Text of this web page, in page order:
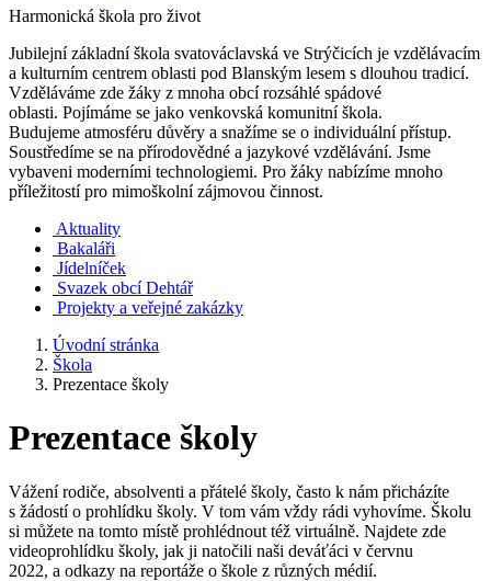
Harmonická škola pro život
Jubilejní základní škola svatováclavská ve Strýčicích je vzdělávacím
a kulturním centrem oblasti pod Blanským lesem s dlouhou tradicí.
Vzděláváme zde žáky z mnoha obcí rozsáhlé spádové
oblasti. Pojímáme se jako venkovská komunitní škola.
Budujeme atmosféru důvěry a snažíme se o individuální přístup.
Soustředíme se na přírodovědné a jazykové vzdělávání. Jsme
vybaveni moderními technologiemi. Pro žáky nabízíme mnoho
příležitostí pro mimoškolní zájmovou činnost.
Aktuality
Bakaláři
Jídelníček
Svazek obcí Dehtář
Projekty a veřejné zakázky
Úvodní stránka
Škola
Prezentace školy
Prezentace školy
Vážení rodiče, absolventi a přátelé školy, často k nám přicházíte
s žádostí o prohlídku školy. V tom vám vždy rádi vyhovíme. Školu
si můžete na tomto místě prohlédnout též virtuálně. Najdete zde
videoprohlídku školy, jak ji natočili naši deváťáci v červnu
2022, a odkazy na reportáže o škole z různých médií.